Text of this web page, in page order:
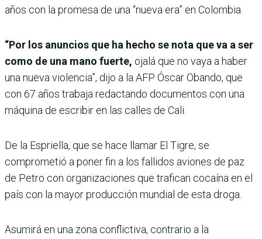
años con la promesa de una “nueva era” en Colombia.
“Por los anuncios que ha hecho se nota que va a ser
como de una mano fuerte, ojalá que no vaya a haber
una nueva violencia”, dijo a la AFP Óscar Obando, que
con 67 años trabaja redactando documentos con una
máquina de escribir en las calles de Cali.
De la Espriella, que se hace llamar El Tigre, se
comprometió a poner fin a los fallidos aviones de paz
de Petro con organizaciones que trafican cocaína en el
país con la mayor producción mundial de esta droga.
Asumirá en una zona conflictiva, contrario a la